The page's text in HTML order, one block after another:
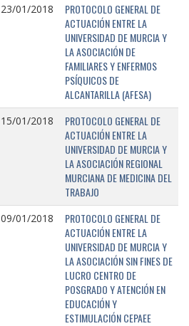
23/01/2018
PROTOCOLO GENERAL DE
ACTUACIÓN ENTRE LA
UNIVERSIDAD DE MURCIA Y
LA ASOCIACIÓN DE
FAMILIARES Y ENFERMOS
PSÍQUICOS DE
ALCANTARILLA (AFESA)
15/01/2018
PROTOCOLO GENERAL DE
ACTUACIÓN ENTRE LA
UNIVERSIDAD DE MURCIA Y
LA ASOCIACIÓN REGIONAL
MURCIANA DE MEDICINA DEL
TRABAJO
09/01/2018
PROTOCOLO GENERAL DE
ACTUACIÓN ENTRE LA
UNIVERSIDAD DE MURCIA Y
LA ASOCIACIÓN SIN FINES DE
LUCRO CENTRO DE
POSGRADO Y ATENCIÓN EN
EDUCACIÓN Y
ESTIMULACIÓN CEPAEE